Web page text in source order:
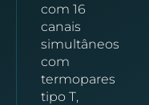
com 16
canais
simultâneos
com
termopares
tipo T,